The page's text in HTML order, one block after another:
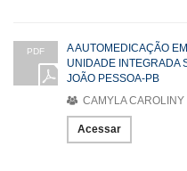
PDF
A AUTOMEDICAÇÃO
UNIDADE INTEGRADA
JOÃO PESSOA-PB
CAMYLA
Acessar